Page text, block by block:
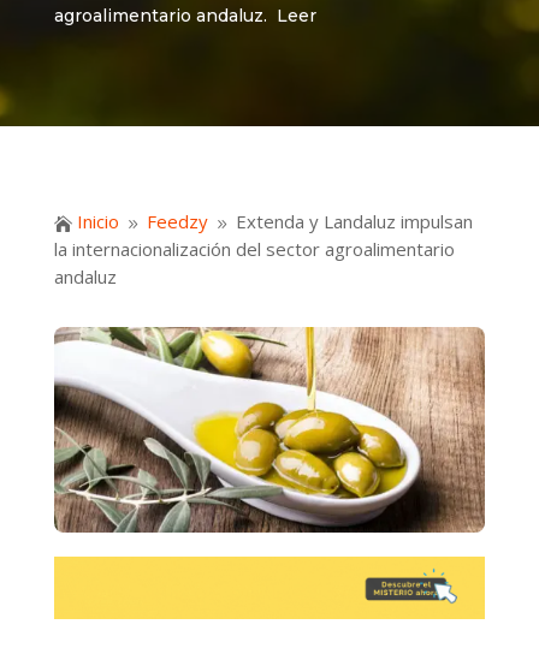
agroalimentario andaluz. Leer
 Inicio 9 Feedzy 9 Extenda y Landaluz impulsan
la internacionalización del sector agroalimentario
andaluz